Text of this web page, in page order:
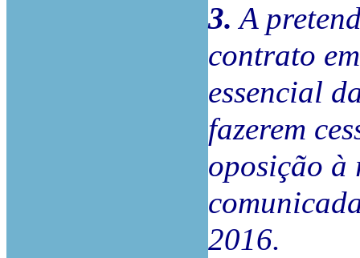
3. A
contrato
essencial
fazerem
oposição à
2016.